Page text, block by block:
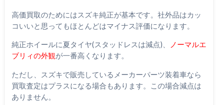
高価買取のためにはスズキ純正が基本です。社外品はカッ
コいいと思ってもほとんどはマイナス評価になります。
純正ホイールに夏タイヤ(スタッドレスは減点)、
ノーマルエ
ブリィの外観が一番高くなります。
ただし、スズキで販売しているメーカーパーツ装着車なら
買取査定はプラスになる場合もあります。この場合減点は
ありません。